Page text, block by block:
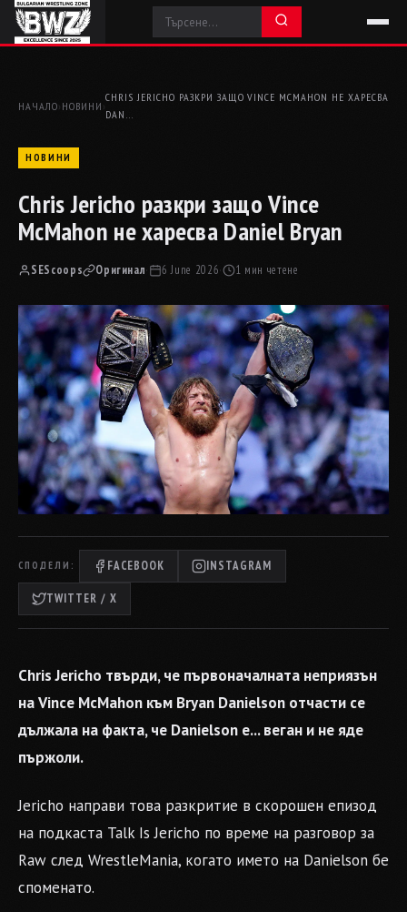
НАЧАЛО› НОВИНИ ›
CHRIS JERICHO РАЗКРИ ЗАЩО VINCE MCMAHON НЕ ХАРЕСВА
DAN…
НОВИНИ
Chris Jericho разкри защо Vince
McMahon не харесва Daniel Bryan
SEScoops Оригинал· 6 June 2026· 1 мин четене
СПОДЕЛИ: FACEBOOK INSTAGRAM
TWITTER / X
Chris Jericho твърди, че първоначалната неприязън
на Vince McMahon към Bryan Danielson отчасти се
дължала на факта, че Danielson е... веган и не яде
пържоли.
Jericho направи това разкритие в скорошен епизод
на подкаста Talk Is Jericho по време на разговор за
Raw след WrestleMania, когато името на Danielson бе
споменато.